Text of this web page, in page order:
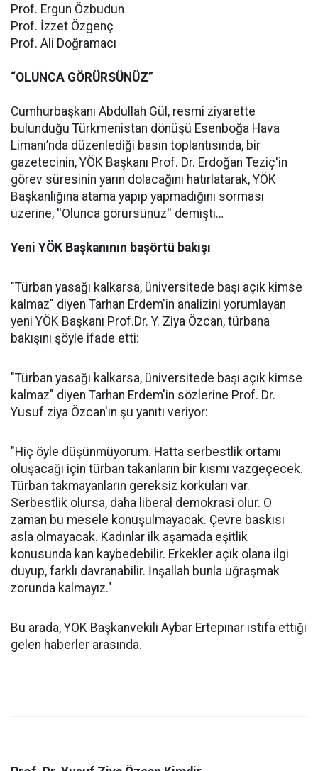
Prof. Ergun Özbudun
Prof. İzzet Özgenç
Prof. Ali Doğramacı
“OLUNCA GÖRÜRSÜNÜZ”
Cumhurbaşkanı Abdullah Gül, resmi ziyarette
bulunduğu Türkmenistan dönüşü Esenboğa Hava
Limanı’nda düzenlediği basın toplantısında, bir
gazetecinin, YÖK Başkanı Prof. Dr. Erdoğan Teziç'in
görev süresinin yarın dolacağını hatırlatarak, YÖK
Başkanlığına atama yapıp yapmadığını sorması
üzerine, ''Olunca görürsünüz'' demişti…
Yeni YÖK Başkanının başörtü bakışı
"Türban yasağı kalkarsa, üniversitede başı açık kimse
kalmaz" diyen Tarhan Erdem'in analizini yorumlayan
yeni YÖK Başkanı Prof.Dr. Y. Ziya Özcan, türbana
bakışını şöyle ifade etti:
"Türban yasağı kalkarsa, üniversitede başı açık kimse
kalmaz" diyen Tarhan Erdem'in sözlerine Prof. Dr.
Yusuf ziya Özcan'ın şu yanıtı veriyor:
"Hiç öyle düşünmüyorum. Hatta serbestlik ortamı
oluşacağı için türban takanların bir kısmı vazgeçecek.
Türban takmayanların gereksiz korkuları var.
Serbestlik olursa, daha liberal demokrasi olur. O
zaman bu mesele konuşulmayacak. Çevre baskısı
asla olmayacak. Kadınlar ilk aşamada eşitlik
konusunda kan kaybedebilir. Erkekler açık olana ilgi
duyup, farklı davranabilir. İnşallah bunla uğraşmak
zorunda kalmayız."
Bu arada, YÖK Başkanvekili Aybar Ertepınar istifa ettiği
gelen haberler arasında.